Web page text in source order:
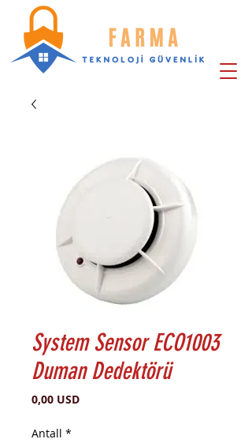
System Sensor ECO1003
Duman Dedektörü
0,00 USDPris
Antall *